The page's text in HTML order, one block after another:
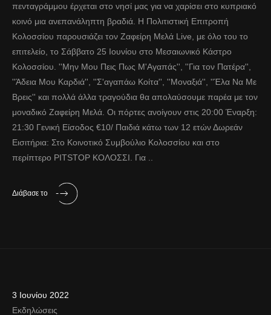
πενταγράμμου έρχεται στο νησί μας για να χαρίσει στο κυπριακό
κοινό μια ανεπανάληπτη βραδιά. Η Πολιτιστική Επιτροπή
Κολοσσίου παρουσιάζει τον Ζαφείρη Μελά Live, με όλο του το
επιτελείο, το Σάββατο 25 Ιουνίου στο Μεσαιωνικό Κάστρο
Κολοσσίου. ''Μην Μου Πεις Πως Μ'Αγαπάς'', ''Για τον Πατέρα'',
''Άδεια Μου Καρδιά'', ''Σ'αγαπάω Κοίτα'', ''Μοναξιά'', ''Έλα Να Με
Βρεις'' και πολλά άλλα τραγούδια θα απολαύσουμε παρέα με τον
μοναδικό Ζαφείρη Μελά. Οι πόρτες ανοίγουν στις 20:00 Έναρξη:
21:30 Γενική Είσοδος €10/ Παιδιά κάτω των 12 ετών Δωρεάν
Εισιτήρια: Στο Κοινοτικό Συμβούλιο Κολοσσίου και στο
περίπτερο PITSTOP ΚΟΛΟΣΣΙ. Για ..
Διάβασε το
3 Ιουνίου 2022
Εκδηλώσεις